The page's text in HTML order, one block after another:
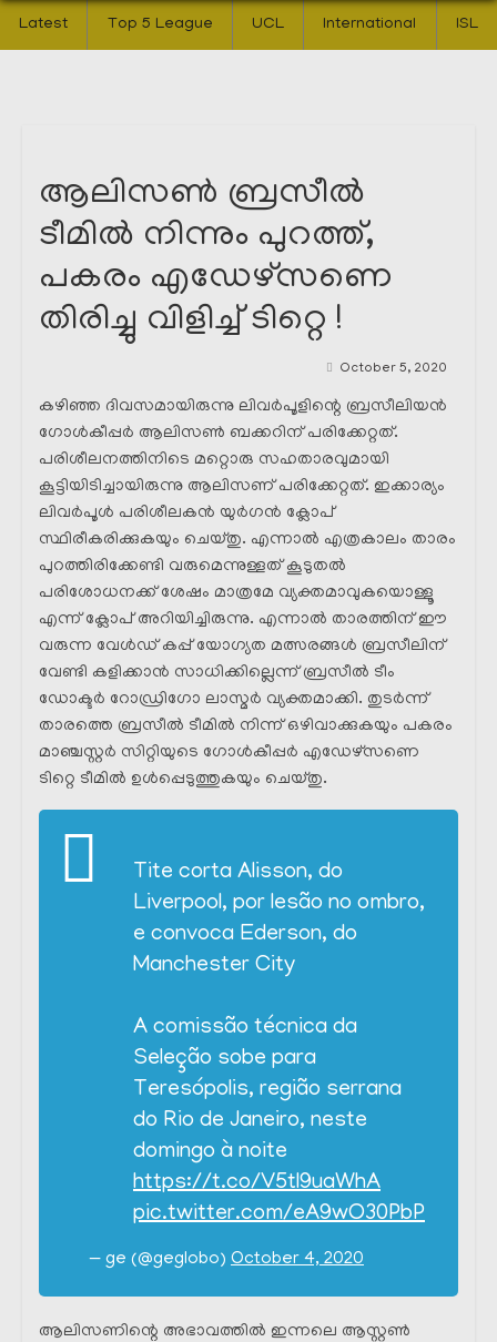
Latest Top 5 League UCL International ISL
ആലിസൺ ബ്രസീൽ
ടീമിൽ നിന്നും പുറത്ത്,
പകരം എഡേഴ്സണെ
തിരിച്ചു വിളിച്ച് ടിറ്റെ !
October 5, 2020
കഴിഞ്ഞ ദിവസമായിരുന്നു ലിവർപൂളിന്റെ ബ്രസീലിയൻ
ഗോൾകീപ്പർ ആലിസൺ ബക്കറിന് പരിക്കേറ്റത്.
പരിശീലനത്തിനിടെ മറ്റൊരു സഹതാരവുമായി
കൂട്ടിയിടിച്ചായിരുന്നു ആലിസണ് പരിക്കേറ്റത്. ഇക്കാര്യം
ലിവർപൂൾ പരിശീലകൻ യുർഗൻ ക്ലോപ്
സ്ഥിരീകരിക്കുകയും ചെയ്തു. എന്നാൽ എത്രകാലം താരം
പുറത്തിരിക്കേണ്ടി വരുമെന്നുള്ളത് കൂടുതൽ
പരിശോധനക്ക് ശേഷം മാത്രമേ വ്യക്തമാവുകയൊള്ളൂ
എന്ന് ക്ലോപ് അറിയിച്ചിരുന്നു. എന്നാൽ താരത്തിന് ഈ
വരുന്ന വേൾഡ് കപ്പ് യോഗ്യത മത്സരങ്ങൾ ബ്രസീലിന്
വേണ്ടി കളിക്കാൻ സാധിക്കില്ലെന്ന് ബ്രസീൽ ടീം
ഡോക്ടർ റോഡ്രിഗോ ലാസ്മർ വ്യക്തമാക്കി. തുടർന്ന്
താരത്തെ ബ്രസീൽ ടീമിൽ നിന്ന് ഒഴിവാക്കുകയും പകരം
മാഞ്ചസ്റ്റർ സിറ്റിയുടെ ഗോൾകീപ്പർ എഡേഴ്സണെ
ടിറ്റെ ടീമിൽ ഉൾപ്പെടുത്തുകയും ചെയ്തു.
Tite corta Alisson, do
Liverpool, por lesão no ombro,
e convoca Ederson, do
Manchester City
A comissão técnica da
Seleção sobe para
Teresópolis, região serrana
do Rio de Janeiro, neste
domingo à noite
https://t.co/V5tl9uaWhA
pic.twitter.com/eA9wO30PbP
— ge (@geglobo) October 4, 2020
ആലിസണിന്റെ അഭാവത്തിൽ ഇന്നലെ ആസ്റ്റൺ